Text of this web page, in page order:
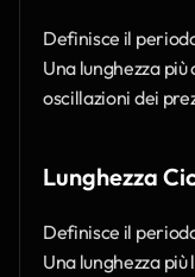
Definisce il
Una lunghezza
oscillazioni dei
Lunghezza
Definisce il
Una lunghezza